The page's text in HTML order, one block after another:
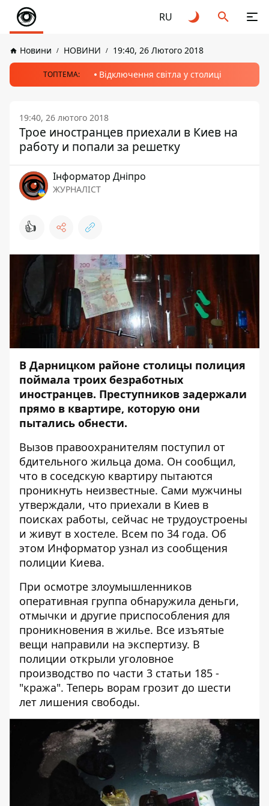
RU
Новини НОВИНИ 19:40, 26 Лютого 2018
ТОПТЕМА: Відключення світла у столиці
19:40, 26 лютого 2018
Трое иностранцев приехали в Киев на
работу и попали за решетку
Інформатор Дніпро
ЖУРНАЛІСТ
👍
В Дарницком районе столицы полиция
поймала троих безработных
иностранцев. Преступников задержали
прямо в квартире, которую они
пытались обнести.
Вызов правоохранителям поступил от
бдительного жильца дома. Он сообщил,
что в соседскую квартиру пытаются
проникнуть неизвестные. Сами мужчины
утверждали, что приехали в Киев в
поисках работы, сейчас не трудоустроены
и живут в хостеле. Всем по 34 года. Об
этом Информатор узнал из сообщения
полиции Киева.
При осмотре злоумышленников
оперативная группа обнаружила деньги,
отмычки и другие приспособления для
проникновения в жилье. Все изъятые
вещи направили на экспертизу. В
полиции открыли уголовное
производство по части 3 статьи 185 -
"кража". Теперь ворам грозит до шести
лет лишения свободы.